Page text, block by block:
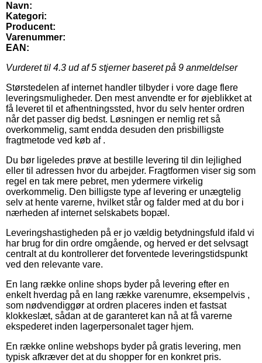
Navn:
Kategori:
Producent:
Varenummer:
EAN:
Vurderet til 4.3 ud af 5 stjerner baseret på 9 anmeldelser
Størstedelen af internet handler tilbyder i vore dage flere
leveringsmuligheder. Den mest anvendte er for øjeblikket at
få leveret til et afhentningssted, hvor du selv henter ordren
når det passer dig bedst. Løsningen er nemlig ret så
overkommelig, samt endda desuden den prisbilligste
fragtmetode ved køb af .
Du bør ligeledes prøve at bestille levering til din lejlighed
eller til adressen hvor du arbejder. Fragtformen viser sig som
regel en tak mere pebret, men ydermere virkelig
overkommelig. Den billigste type af levering er unægtelig
selv at hente varerne, hvilket står og falder med at du bor i
nærheden af internet selskabets bopæl.
Leveringshastigheden på er jo vældig betydningsfuld ifald vi
har brug for din ordre omgående, og herved er det selvsagt
centralt at du kontrollerer det forventede leveringstidspunkt
ved den relevante vare.
En lang række online shops byder på levering efter en
enkelt hverdag på en lang række varenumre, eksempelvis ,
som nødvendiggør at ordren placeres inden et fastsat
klokkeslæt, sådan at de garanteret kan nå at få varerne
ekspederet inden lagerpersonalet tager hjem.
En række online webshops byder på gratis levering, men
typisk afkræver det at du shopper for en konkret pris.